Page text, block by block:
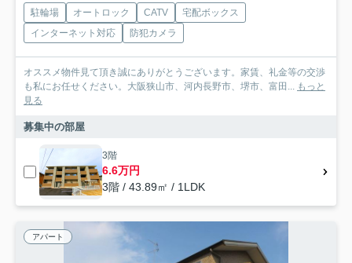
駐輪場 オートロック CATV
宅配ボックス
インターネット対応
防犯カメラ
オススメ物件見て頂き誠にありがとうございます。家賃、礼金等の交渉
も私にお任せください。大阪狭山市、河内長野市、堺市、富田... もっと
見る
募集中の部屋
3階
6.6万円
3階 / 43.89㎡ / 1LDK
アパート